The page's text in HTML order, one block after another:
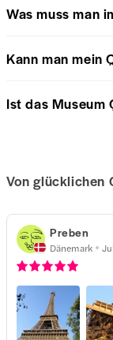
Was muss man
Kann man mein
Ist das Museum
Von glücklichen
Preben
Dänemark